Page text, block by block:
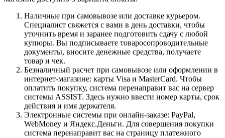
Наличные при самовывозе или доставке курьером.
Специалист свяжется с вами в день доставки, чтобы
уточнить время и заранее подготовить сдачу с любой
купюры. Вы подписываете товаросопроводительные
документы, вносите денежные средства, получаете
товар и чек.
Безналичный расчет при самовывозе или оформлении в
интернет-магазине: карты Visa и MasterCard. Чтобы
оплатить покупку, система перенаправит вас на сервер
системы ASSIST. Здесь нужно ввести номер карты, срок
действия и имя держателя.
Электронные системы при онлайн-заказе: PayPal,
WebMoney и Яндекс.Деньги. Для совершения покупки
система перенаправит вас на страницу платежного